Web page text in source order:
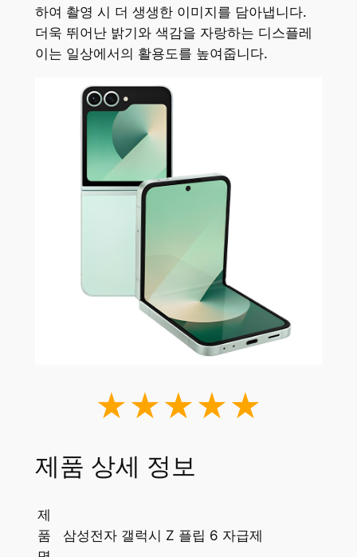
하여 촬영 시 더 생생한 이미지를 담아냅니다.
더욱 뛰어난 밝기와 색감을 자랑하는 디스플레
이는 일상에서의 활용도를 높여줍니다.
★★★★★
제품 상세 정보
제
품
삼성전자 갤럭시 Z 플립 6 자급제